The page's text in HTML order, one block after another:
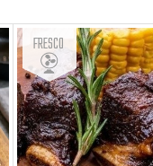
Fresco